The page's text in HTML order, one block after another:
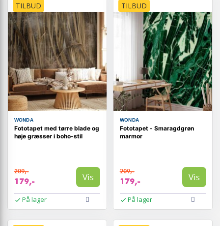
TILBUD
WONDA
Fototapet med tørre blade og
høje græsser i boho-stil
209,-
179,- Vis
På lager
TILBUD
WONDA
Fototapet - Smaragdgrøn
marmor
209,-
179,- Vis
På lager